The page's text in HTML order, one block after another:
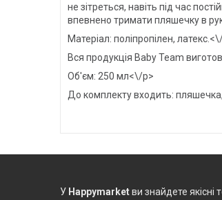
не зітреться, навіть під час
впевнено тримати пляшечку в
Матеріал: поліпропілен,
Вся продукція Baby Team
Об'єм: 250 мл<\/p>
До комплекту входить:
У Happymarketви знайдете якісні